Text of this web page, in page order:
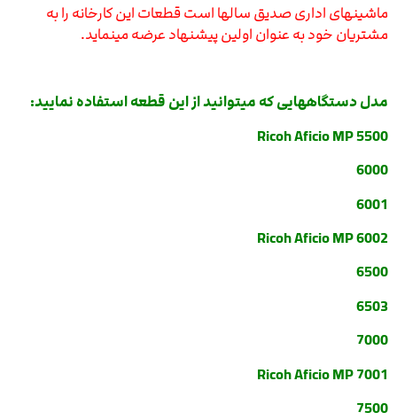
ماشینهای اداری صدیق سالها است قطعات این کارخانه را به
مشتریان خود به عنوان اولین پیشنهاد عرضه مینماید.
مدل دستگاههایی که میتوانید از این قطعه استفاده نمایید:
Ricoh Aficio MP 5500
6000
6001
Ricoh Aficio MP 6002
6500
6503
7000
Ricoh Aficio MP 7001
7500